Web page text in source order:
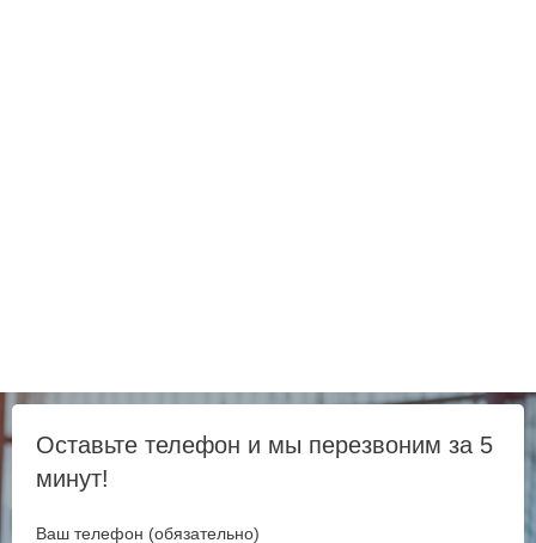
Оставьте телефон и мы перезвоним за 5
минут!
Ваш телефон (обязательно)